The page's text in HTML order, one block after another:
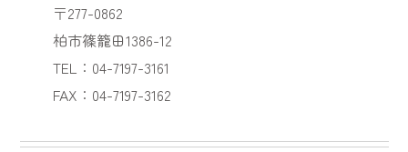
〒277-0862
柏市篠籠田1386-12
TEL：04-7197-3161
FAX：04-7197-3162